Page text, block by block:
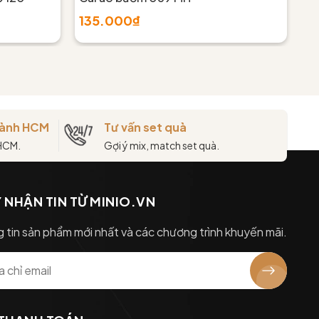
135.000₫
HCM Tư vấn set quà
Gợi ý mix, match set quà.
NHẬN TIN TỪ MINIO.VN
tin sản phẩm mới nhất và các chương trình khuyến mãi.